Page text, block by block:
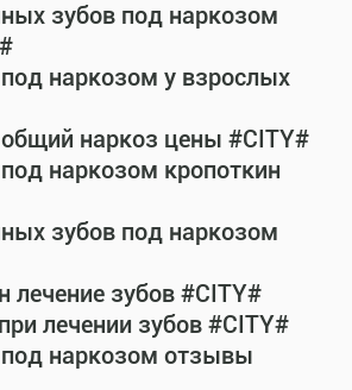
зубов под наркозом
наркозом у взрослых
общий наркоз цены #CITY#
наркозом кропоткин
зубов под наркозом
лечение зубов #CITY#
лечении зубов #CITY#
под наркозом отзывы